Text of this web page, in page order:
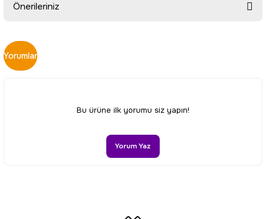
Önerileriniz
Bu ürünün fiyat bilgisi, resim, ürün açıklamalarında ve diğer
konularda yetersiz gördüğünüz noktaları öneri formunu
kullanarak tarafımıza iletebilirsiniz.
Ürün resmi kalitesiz, bozuk veya görüntülenemiyor.
Ürün bilgilerinde hatalar bulunuyor.
Yorumlar
Bu ürüne ilk yorumu siz yapın!
Yorum Yaz